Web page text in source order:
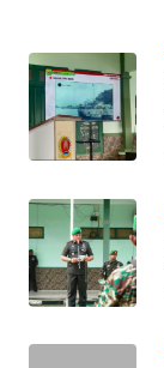
DISCLAIMER
Wahana
WN
SUMUT
WN